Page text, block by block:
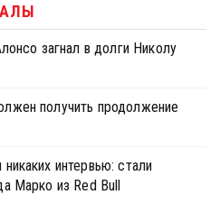
загнал в долги Николу
получить продолжение
интервью: стали
Марко из Red Bull